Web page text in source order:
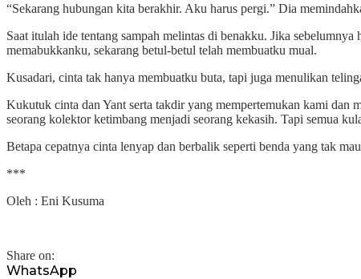
“Sekarang hubungan kita berakhir. Aku harus pergi.” Dia
Saat itulah ide tentang sampah melintas di benakku. Jika
memabukkanku, sekarang betul-betul telah membuatku mual.
Kusadari, cinta tak hanya membuatku buta, tapi juga menulikan
Kukutuk cinta dan Yant serta takdir yang mempertemukan kami dan
seorang kolektor ketimbang menjadi seorang kekasih. Tapi semua
Betapa cepatnya cinta lenyap dan berbalik seperti benda yang tak
***
Oleh : Eni Kusuma
Share on:
WhatsApp